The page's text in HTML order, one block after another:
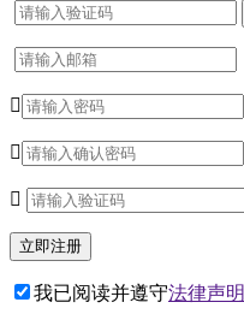



我已阅读并遵守法律声明